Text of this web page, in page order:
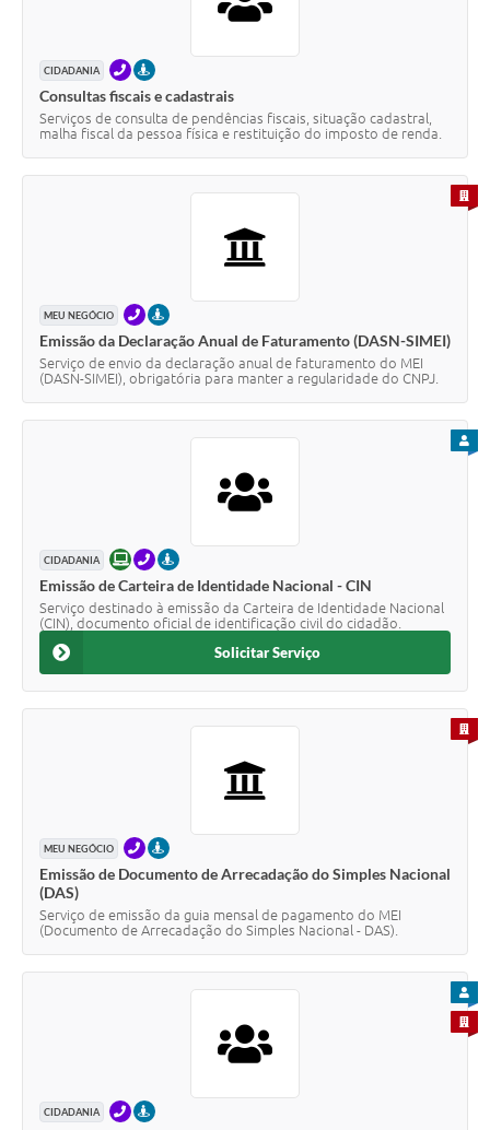
CIDADANIA TELEFONEPRESENCIAL
Consultas fiscais e cadastrais
Serviços de consulta de pendências fiscais, situação cadastral,
malha fiscal da pessoa física e restituição do imposto de renda.
MEU NEGÓCIO TELEFONEPRESENCIAL
Emissão da Declaração Anual de Faturamento (DASN-SIMEI)
Serviço de envio da declaração anual de faturamento do MEI
(DASN-SIMEI), obrigatória para manter a regularidade do CNPJ.
PARA
CIDADANIA ONLINETELEFONEPRESENCIAL
Emissão de Carteira de Identidade Nacional - CIN
Serviço destinado à emissão da Carteira de Identidade Nacional
(CIN), documento oficial de identificação civil do cidadão.
Solicitar Serviço
MEU NEGÓCIO TELEFONEPRESENCIAL
Emissão de Documento de Arrecadação do Simples Nacional
(DAS)
Serviço de emissão da guia mensal de pagamento do MEI
(Documento de Arrecadação do Simples Nacional - DAS).
PARA
CIDADANIA TELEFONEPRESENCIAL
PARA